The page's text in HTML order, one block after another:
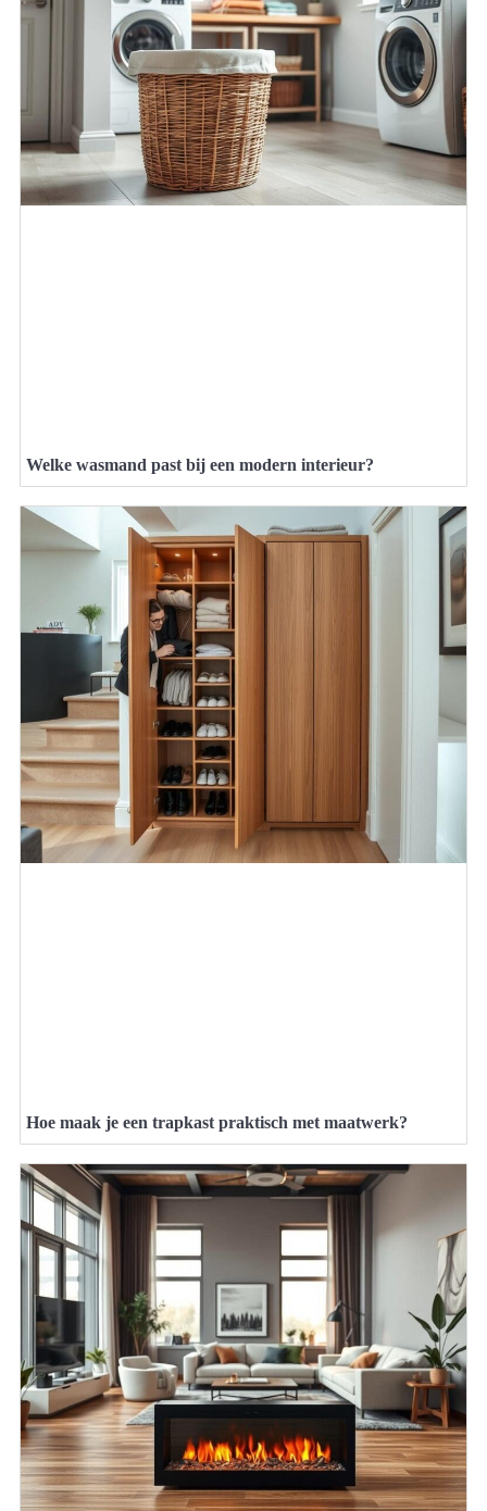
Welke wasmand past bij een modern interieur?
Hoe maak je een trapkast praktisch met maatwerk?